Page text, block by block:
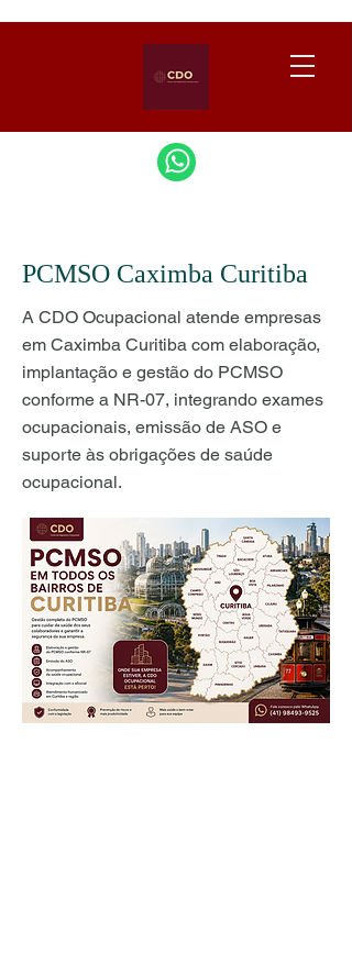
PCMSO Caximba Curitiba
A CDO Ocupacional atende empresas
em Caximba Curitiba com elaboração,
implantação e gestão do PCMSO
conforme a NR-07, integrando exames
ocupacionais, emissão de ASO e
suporte às obrigações de saúde
ocupacional.